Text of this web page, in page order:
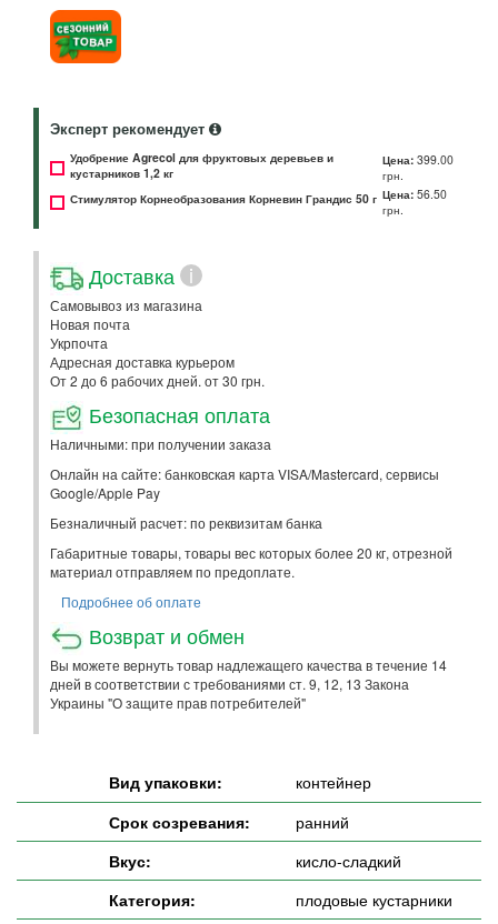
Эксперт рекомендует
Удобрение Agrecol для фруктовых деревьев и
кустарников 1,2 кг
Цена: 399.00
грн.
Стимулятор Корнеобразования Корневин Грандис 50 г Цена: 56.50
грн.
Доставка i
Самовывоз из магазина
Новая почта
Укрпочта
Адресная доставка курьером
От 2 до 6 рабочих дней. от 30 грн.
Безопасная оплата
Наличными: при получении заказа
Онлайн на сайте: банковская карта VISA/Mastercard, сервисы
Google/Apple Pay
Безналичный расчет: по реквизитам банка
Габаритные товары, товары вес которых более 20 кг, отрезной
материал отправляем по предоплате.
Подробнее об оплате
Возврат и обмен
Вы можете вернуть товар надлежащего качества в течение 14
дней в соответствии с требованиями ст. 9, 12, 13 Закона
Украины "О защите прав потребителей"
Вид упаковки:
контейнер
Срок созревания:
ранний
Вкус:
кисло-сладкий
Категория:
плодовые кустарники